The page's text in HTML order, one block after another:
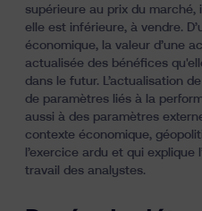
supérieure au prix du marché,
elle est inférieure, à vendre.
économique, la valeur d’une
actualisée des bénéfices
dans le futur. L’actualisation
de paramètres liés à la
aussi à des paramètres
contexte économique,
l’exercice ardu et qui explique
travail des analystes.